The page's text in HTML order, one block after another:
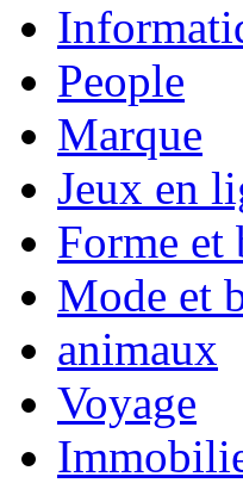
People
Marque
Jeux en
Forme et
Mode et
animaux
Voyage